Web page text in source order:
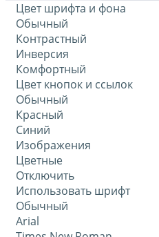
Цвет шрифта и фона
Обычный
Контрастный
Инверсия
Комфортный
Цвет кнопок и ссылок
Обычный
Красный
Синий
Изображения
Цветные
Отключить
Использовать шрифт
Обычный
Arial